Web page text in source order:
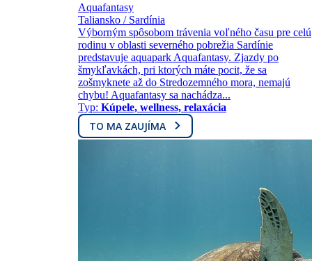
Aquafantasy
Taliansko / Sardínia
Výborným spôsobom trávenia voľného času pre celú
rodinu v oblasti severného pobrežia Sardínie
predstavuje aquapark Aquafantasy. Zjazdy po
šmykľavkách, pri ktorých máte pocit, že sa
zošmyknete až do Stredozemného mora, nemajú
chybu! Aquafantasy sa nachádza...
Typ: Kúpele, wellness, relaxácia
TO MA ZAUJÍMA